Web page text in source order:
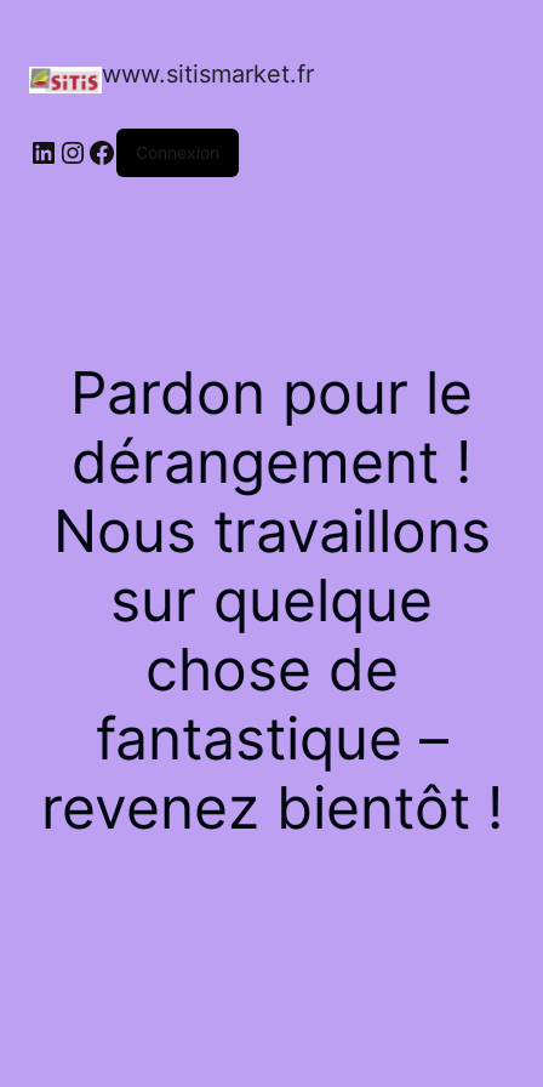
www.sitismarket.fr
LinkedIn
Instagram
Facebook
Connexion
Pardon pour le
dérangement !
Nous travaillons
sur quelque
chose de
fantastique –
revenez bientôt !